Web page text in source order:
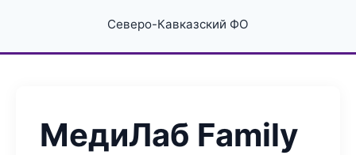
Северо-Кавказский ФО
МедиЛаб Family